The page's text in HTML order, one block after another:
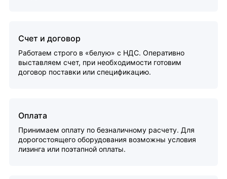
Счет и договор
Работаем строго в «белую» с НДС. Оперативно
выставляем счет, при необходимости готовим
договор поставки или спецификацию.
Оплата
Принимаем оплату по безналичному расчету. Для
дорогостоящего оборудования возможны условия
лизинга или поэтапной оплаты.